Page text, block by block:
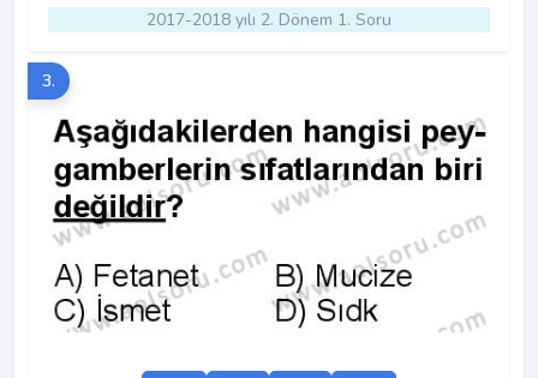
2017-2018 yılı 2. Dönem 1. Soru
3.